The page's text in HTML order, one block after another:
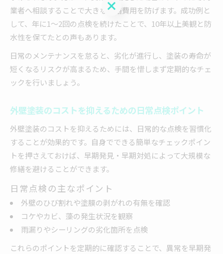
業者へ相談することで大きな修繕費用を防げます。成功例と
して、年に1～2回の点検を続けたことで、10年以上美観と防
水性を保てたとの声もあります。
日常のメンテナンスを怠ると、劣化が進行し、塗装の寿命が
短くなるリスクが高まるため、手間を惜しまず定期的なチェ
ックを行いましょう。
外壁塗装のコストを抑えるための日常点検ポイント
外壁塗装のコストを抑えるためには、日常的な点検を習慣化
することが効果的です。自身でできる簡単なチェックポイン
トを押さえておけば、早期発見・早期対処によって大規模な
修繕を避けることができます。
日常点検の主なポイント
外壁のひび割れや塗膜の剥がれの有無を確認
コケやカビ、藻の発生状況を観察
雨漏りやシーリングの劣化箇所を点検
これらのポイントを定期的に確認することで、異常を早期発
お問い合わせはこちら